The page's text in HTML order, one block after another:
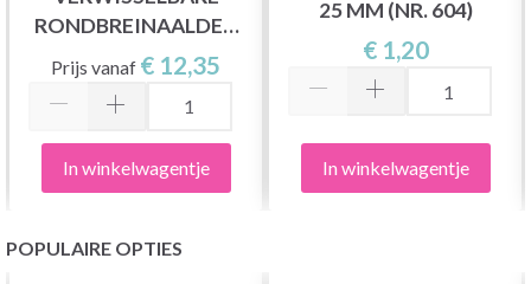
RONDBREINAALDEN
(4-8.00MM)
Prijs vanaf € 12,35
In winkelwagentje
25 MM (NR. 604)
€ 1,20
In winkelwagentje
POPULAIRE OPTIES